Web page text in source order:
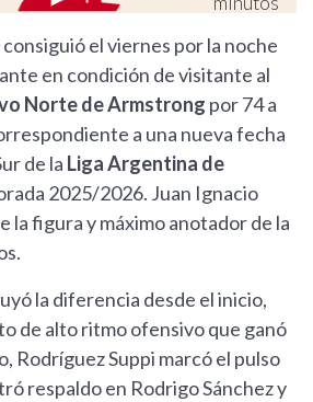
consiguió el viernes por la noche
en condición de visitante al
Norte de Armstrong por 74 a
a una nueva fecha
de la Liga Argentina de
2025/2026. Juan Ignacio
la figura y máximo anotador de la
la diferencia desde el inicio,
de alto ritmo ofensivo que ganó
Rodríguez Suppi marcó el pulso
respaldo en Rodrigo Sánchez y